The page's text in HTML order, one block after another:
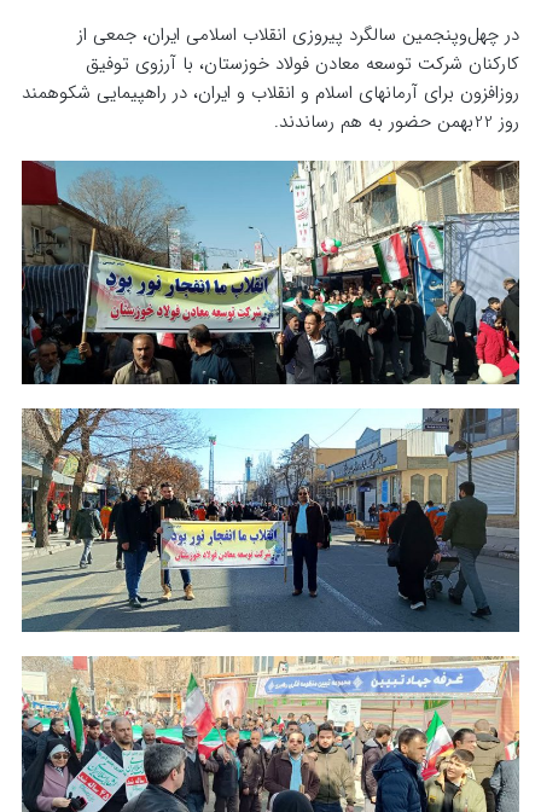
در چهل‌و‌پنجمین سالگرد پیروزی انقلاب اسلامی ایران، جمعی از
کارکنان شرکت توسعه معادن فولاد خوزستان، با آرزوی توفیق
روزافزون برای آرمانهای اسلام و انقلاب و ایران، در راهپیمایی شکوهمند
روز 22بهمن حضور به هم رساندند.